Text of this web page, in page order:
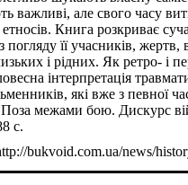
важливі, але свого часу
Книга розкриває
погляду її учасників,
і рідних. Як ретро- і
інтерпретація
які вже з певної
межами бою. Дискурс
с.
bukvoid.com.ua/news/